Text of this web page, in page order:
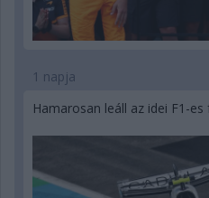
1 napja
Hamarosan leáll az idei F1-